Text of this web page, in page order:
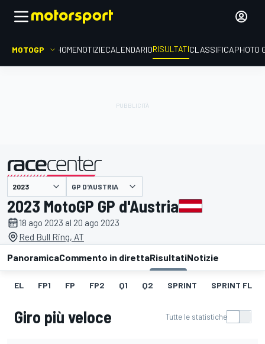
MOTOGP HOMENOTIZIECALENDARIORISULTATICLASSIFICAPHOTO
presentato da GP D'AUSTRIA
2023 MotoGP GP d'Austria
18 ago 2023 al 20 ago 2023
Red Bull Ring, AT
PanoramicaCommento in direttaRisultatiNotizie
EL FP1 FP FP2 Q1 Q2 SPRINT SPRINT FL
Giro più veloce Tutte le statistiche